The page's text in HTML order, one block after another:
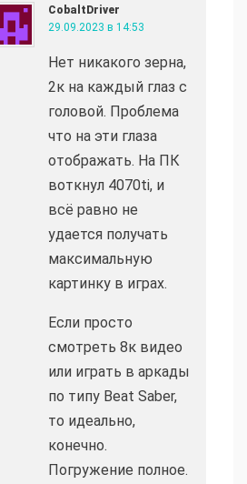
CobaltDriver
29.09.2023 в 14:53
Нет никакого зерна,
2к на каждый глаз с
головой. Проблема
что на эти глаза
отображать. На ПК
воткнул 4070ti, и
всё равно не
удается получать
максимальную
картинку в играх.
Если просто
смотреть 8к видео
или играть в аркады
по типу Beat Saber,
то идеально,
конечно.
Погружение полное.